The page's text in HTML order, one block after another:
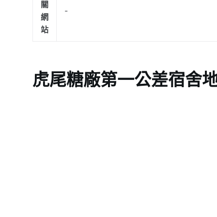
關
網
站
-
虎尾糖廠第一公差宿舍